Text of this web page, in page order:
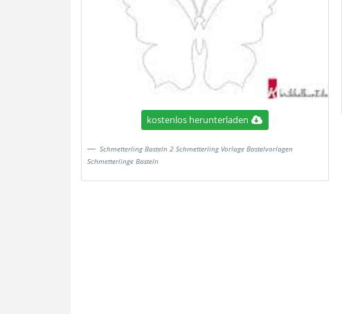
kostenlos herunterladen
Schmetterling Basteln 2 Schmetterling Vorlage Bastelvorlagen
Schmetterlinge Basteln